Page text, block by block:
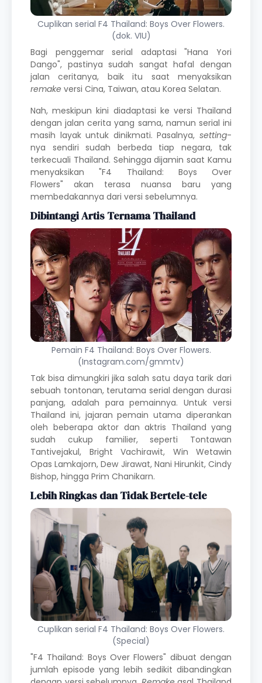
Cuplikan serial F4 Thailand: Boys Over Flowers.
(dok. VIU)
Bagi penggemar serial adaptasi "Hana Yori
Dango", pastinya sudah sangat hafal dengan
jalan ceritanya, baik itu saat menyaksikan
remake versi Cina, Taiwan, atau Korea Selatan.
Nah, meskipun kini diadaptasi ke versi Thailand
dengan jalan cerita yang sama, namun serial ini
masih layak untuk dinikmati. Pasalnya, setting-
nya sendiri sudah berbeda tiap negara, tak
terkecuali Thailand. Sehingga dijamin saat Kamu
menyaksikan "F4 Thailand: Boys Over
Flowers"
akan terasa nuansa baru yang
membedakannya dari versi sebelumnya.
Dibintangi Artis Ternama Thailand
Pemain F4 Thailand: Boys Over Flowers.
(Instagram.com/gmmtv)
Tak bisa dimungkiri jika salah satu daya tarik dari
sebuah tontonan, terutama serial dengan durasi
panjang, adalah para pemainnya. Untuk versi
Thailand ini, jajaran pemain utama diperankan
oleh beberapa aktor dan aktris Thailand yang
sudah cukup familier, seperti Tontawan
Tantivejakul, Bright Vachirawit, Win Wetawin
Opas Lamkajorn, Dew Jirawat, Nani Hirunkit, Cindy
Bishop, hingga Prim Chanikarn.
Lebih Ringkas dan Tidak Bertele-tele
Cuplikan serial F4 Thailand: Boys Over Flowers.
(Special)
"F4 Thailand: Boys Over Flowers" dibuat dengan
jumlah episode yang lebih sedikit dibandingkan